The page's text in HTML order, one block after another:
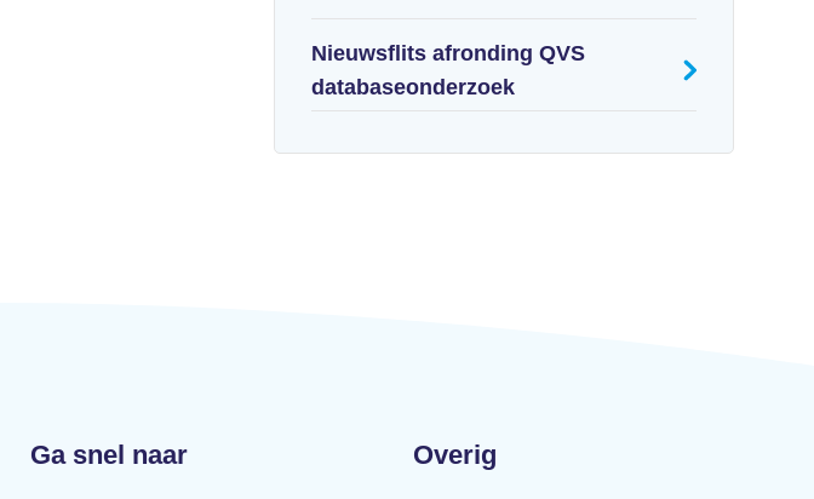
Nieuwsflits afronding QVS
databaseonderzoek
Ga snel naar Overig